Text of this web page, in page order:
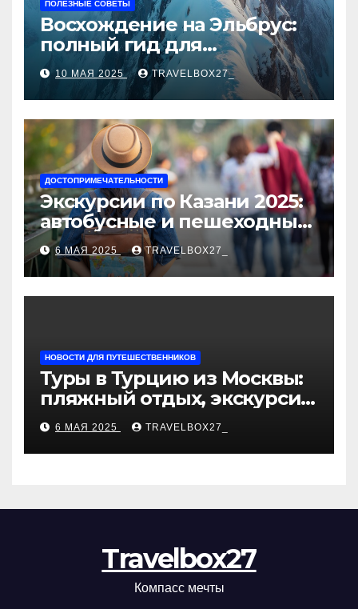
ПОЛЕЗНЫЕ СОВЕТЫ
Восхождение на Эльбрус:
полный гид для
покорителя высочайшей
вершины Европы
10 МАЯ 2025 TRAVELBOX27_
ДОСТОПРИМЕЧАТЕЛЬНОСТИ
Экскурсии по Казани 2025:
автобусные и пешеходные
туры от туроператора
«Казан360»
6 МАЯ 2025 TRAVELBOX27_
НОВОСТИ ДЛЯ ПУТЕШЕСТВЕННИКОВ
Туры в Турцию из Москвы:
пляжный отдых, экскурсии
и лучшие курорты
6 МАЯ 2025 TRAVELBOX27_
Travelbox27
Компасс мечты